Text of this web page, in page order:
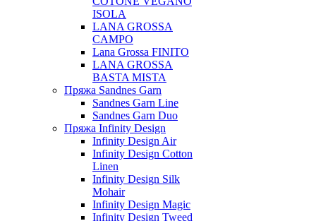
ISOLA
LANA GROSSA
CAMPO
Lana Grossa FINITO
LANA GROSSA
BASTA MISTA
Пряжа Sandnes Garn
Sandnes Garn Line
Sandnes Garn Duo
Пряжа Infinity Design
Infinity Design Air
Infinity Design Cotton
Linen
Infinity Design Silk
Mohair
Infinity Design Magic
Infinity Design Tweed